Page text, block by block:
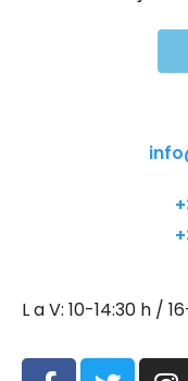
L a V: 10-14:30 h /